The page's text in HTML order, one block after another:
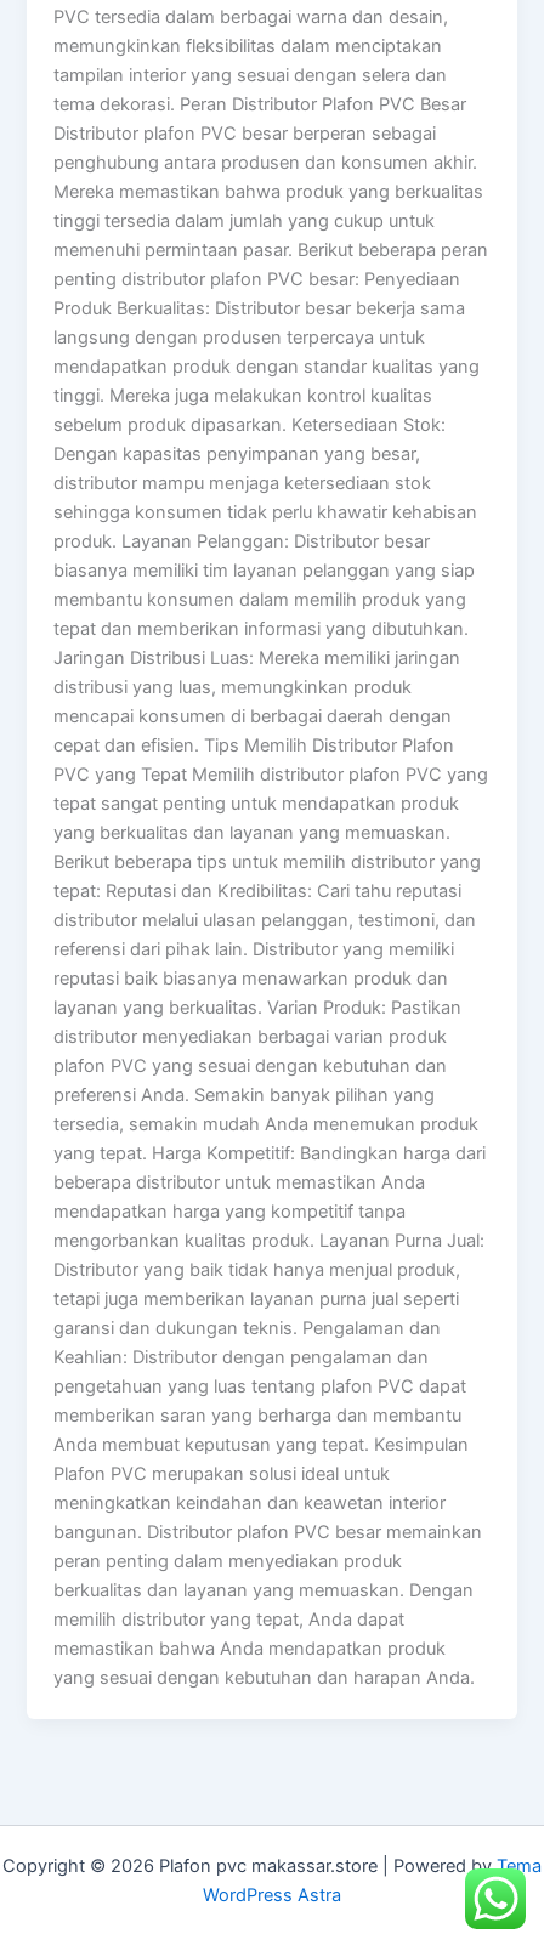
PVC tersedia dalam berbagai warna dan desain,
memungkinkan fleksibilitas dalam menciptakan
tampilan interior yang sesuai dengan selera dan
tema dekorasi. Peran Distributor Plafon PVC Besar
Distributor plafon PVC besar berperan sebagai
penghubung antara produsen dan konsumen akhir.
Mereka memastikan bahwa produk yang berkualitas
tinggi tersedia dalam jumlah yang cukup untuk
memenuhi permintaan pasar. Berikut beberapa peran
penting distributor plafon PVC besar: Penyediaan
Produk Berkualitas: Distributor besar bekerja sama
langsung dengan produsen terpercaya untuk
mendapatkan produk dengan standar kualitas yang
tinggi. Mereka juga melakukan kontrol kualitas
sebelum produk dipasarkan. Ketersediaan Stok:
Dengan kapasitas penyimpanan yang besar,
distributor mampu menjaga ketersediaan stok
sehingga konsumen tidak perlu khawatir kehabisan
produk. Layanan Pelanggan: Distributor besar
biasanya memiliki tim layanan pelanggan yang siap
membantu konsumen dalam memilih produk yang
tepat dan memberikan informasi yang dibutuhkan.
Jaringan Distribusi Luas: Mereka memiliki jaringan
distribusi yang luas, memungkinkan produk
mencapai konsumen di berbagai daerah dengan
cepat dan efisien. Tips Memilih Distributor Plafon
PVC yang Tepat Memilih distributor plafon PVC yang
tepat sangat penting untuk mendapatkan produk
yang berkualitas dan layanan yang memuaskan.
Berikut beberapa tips untuk memilih distributor yang
tepat: Reputasi dan Kredibilitas: Cari tahu reputasi
distributor melalui ulasan pelanggan, testimoni, dan
referensi dari pihak lain. Distributor yang memiliki
reputasi baik biasanya menawarkan produk dan
layanan yang berkualitas. Varian Produk: Pastikan
distributor menyediakan berbagai varian produk
plafon PVC yang sesuai dengan kebutuhan dan
preferensi Anda. Semakin banyak pilihan yang
tersedia, semakin mudah Anda menemukan produk
yang tepat. Harga Kompetitif: Bandingkan harga dari
beberapa distributor untuk memastikan Anda
mendapatkan harga yang kompetitif tanpa
mengorbankan kualitas produk. Layanan Purna Jual:
Distributor yang baik tidak hanya menjual produk,
tetapi juga memberikan layanan purna jual seperti
garansi dan dukungan teknis. Pengalaman dan
Keahlian: Distributor dengan pengalaman dan
pengetahuan yang luas tentang plafon PVC dapat
memberikan saran yang berharga dan membantu
Anda membuat keputusan yang tepat. Kesimpulan
Plafon PVC merupakan solusi ideal untuk
meningkatkan keindahan dan keawetan interior
bangunan. Distributor plafon PVC besar memainkan
peran penting dalam menyediakan produk
berkualitas dan layanan yang memuaskan. Dengan
memilih distributor yang tepat, Anda dapat
memastikan bahwa Anda mendapatkan produk
yang sesuai dengan kebutuhan dan harapan Anda.
Copyright © 2026 Plafon pvc makassar.store | Powered byTema
WordPress Astra